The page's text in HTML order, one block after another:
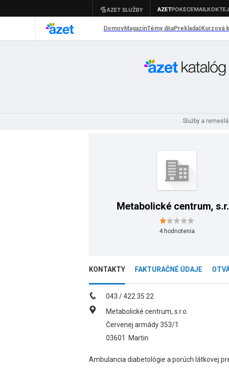
Služby a remeslá
Metabolické centrum,
4hodnotenia
KONTAKTY FAKTURAČNÉ ÚDAJE
043 / 422 35 22
Metabolické centrum, s.r.o.
Červenej armády 353/1
03601
Martin
Ambulancia diabetológie a porúch látkovej